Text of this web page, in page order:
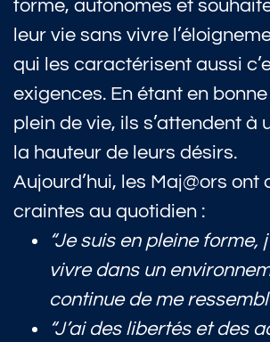
forme, autonomes et
leur vie sans vivre
qui les caractérisent aussi
exigences. En étant en
plein de vie, ils s’attendent à
la hauteur de leurs désirs.
Aujourd’hui, les Maj@ors ont
craintes au quotidien :
“Je suis en pleine forme,
vivre dans un
continue de me
“J’ai des libertés et des